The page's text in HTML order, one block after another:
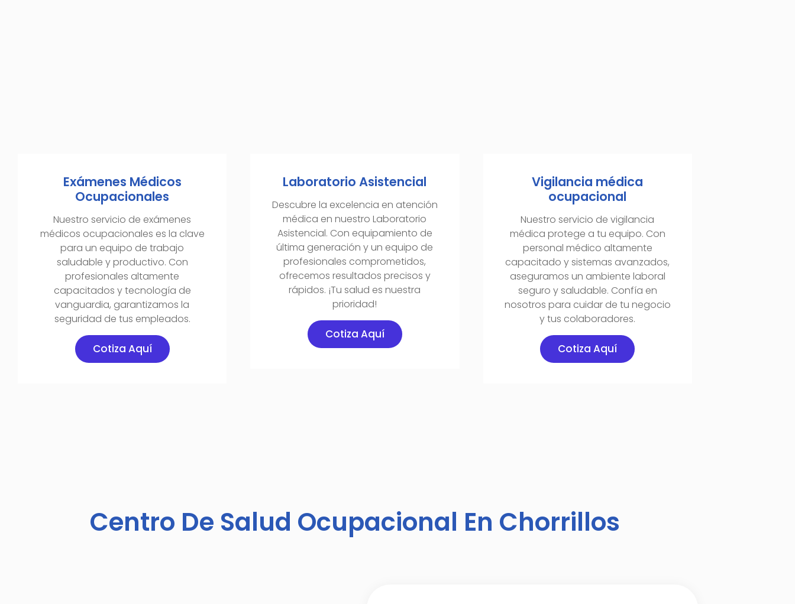
Exámenes Médicos
Ocupacionales
Nuestro servicio de exámenes
médicos ocupacionales es la clave
para un equipo de trabajo
saludable y productivo. Con
profesionales altamente
capacitados y tecnología de
vanguardia, garantizamos la
seguridad de tus empleados.
Cotiza Aquí
Laboratorio Asistencial
Descubre la excelencia en atención
médica en nuestro Laboratorio
Asistencial. Con equipamiento de
última generación y un equipo de
profesionales comprometidos,
ofrecemos resultados precisos y
rápidos. ¡Tu salud es nuestra
prioridad!
Cotiza Aquí
Vigilancia médica
ocupacional
Nuestro servicio de vigilancia
médica protege a tu equipo. Con
personal médico altamente
capacitado y sistemas avanzados,
aseguramos un ambiente laboral
seguro y saludable. Confía en
nosotros para cuidar de tu negocio
y tus colaboradores.
Cotiza Aquí
Centro De Salud Ocupacional En Chorrillos